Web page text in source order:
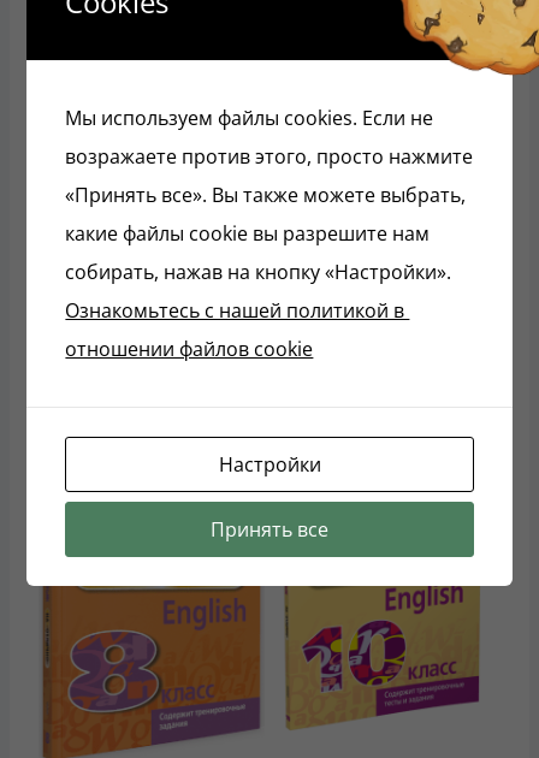
Английский язык на
Пособие-репетитор
28.58Br
Английский язык на
«отлично» 6 класс
Пособие-репетитор
28.36Br
Мы используем файлы cookies. Если не
возражаете против этого, просто нажмите
«Принять все». Вы также можете выбрать,
какие файлы cookie вы разрешите нам
собирать, нажав на кнопку «Настройки».
Ознакомьтесь с нашей политикой в ​​
отношении файлов cookie
Настройки
Принять все